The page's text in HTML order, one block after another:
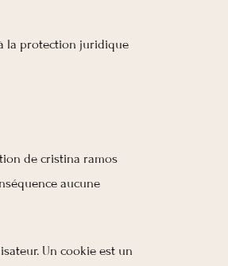
la protection juridique
de cristina ramos
aucune
Un cookie est un